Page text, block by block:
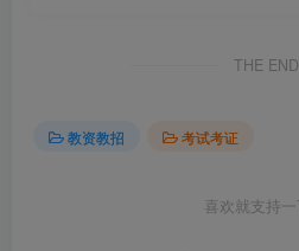
THE END
教资教招 考试考证
喜欢就支持